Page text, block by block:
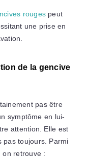
rouges peut
une prise en
de la gencive
pas être
symptôme en lui-
attention. Elle est
pas toujours. Parmi
on retrouve :